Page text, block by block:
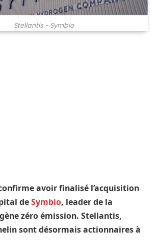
Stellantis - Symbio
avoir finalisé l’acquisition
deSymbio, leader de la
zéro émission. Stellantis,
sont désormais actionnaires à